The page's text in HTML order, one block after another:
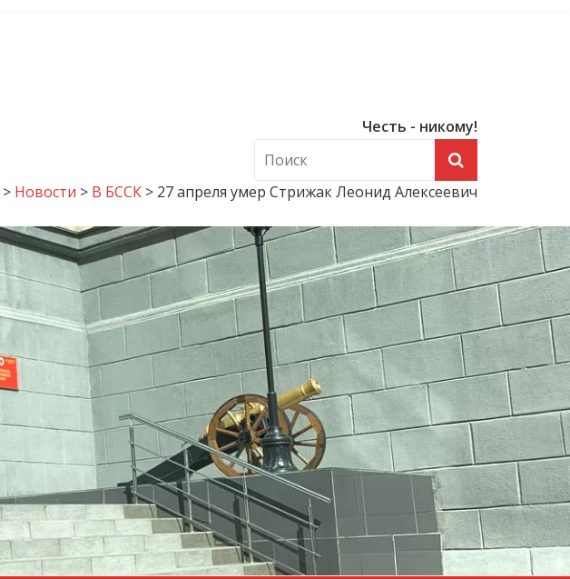
Честь - никому!
> Новости > В БССК > 27 апреля умер Стрижак Леонид Алексеевич